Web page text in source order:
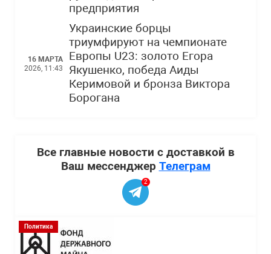
предприятия
16 МАРТА
2026, 11:43
Украинские борцы
триумфируют на чемпионате
Европы U23: золото Егора
Якушенко, победа Аиды
Керимовой и бронза Виктора
Борогана
Все главные новости с доставкой в
Ваш мессенджер Телеграм
2
Политика